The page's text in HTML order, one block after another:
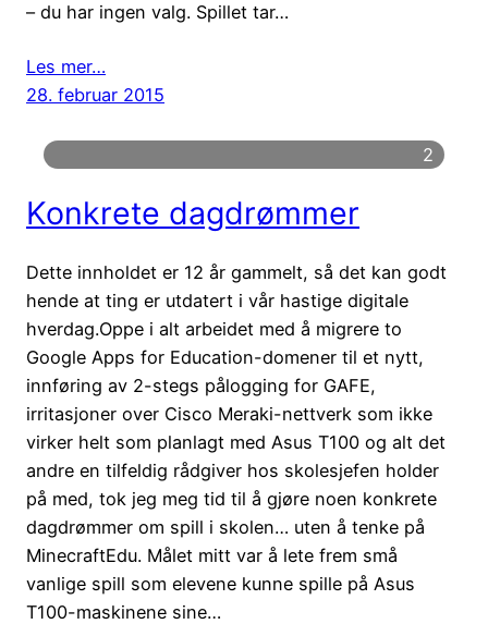
– du har ingen valg. Spillet tar…
Les mer…
28. februar 2015
2
Konkrete dagdrømmer
Dette innholdet er 12 år gammelt, så det kan godt
hende at ting er utdatert i vår hastige digitale
hverdag.Oppe i alt arbeidet med å migrere to
Google Apps for Education-domener til et nytt,
innføring av 2-stegs pålogging for GAFE,
irritasjoner over Cisco Meraki-nettverk som ikke
virker helt som planlagt med Asus T100 og alt det
andre en tilfeldig rådgiver hos skolesjefen holder
på med, tok jeg meg tid til å gjøre noen konkrete
dagdrømmer om spill i skolen… uten å tenke på
MinecraftEdu. Målet mitt var å lete frem små
vanlige spill som elevene kunne spille på Asus
T100-maskinene sine…